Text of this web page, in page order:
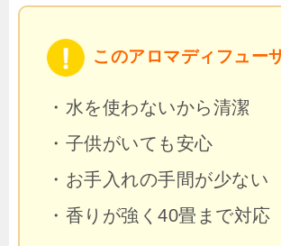
このアロマディフュー
・水を使わないから清潔
・子供がいても安心
・お手入れの手間が少ない
・香りが強く40畳まで対応